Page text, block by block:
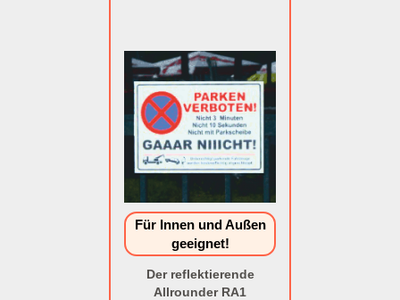
Für Innen und Außen
geeignet!
Der reflektierende
Allrounder RA1